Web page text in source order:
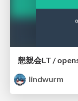
懇親会LT /
lindwurm